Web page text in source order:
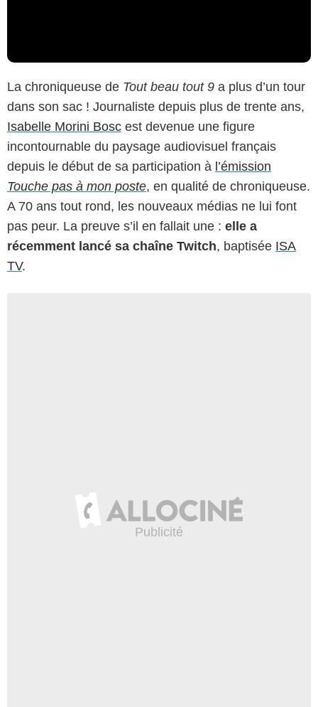
La chroniqueuse de Tout beau tout 9 a plus d’un tour
dans son sac ! Journaliste depuis plus de trente ans,
Isabelle Morini Bosc est devenue une figure
incontournable du paysage audiovisuel français
depuis le début de sa participation à l’émission
Touche pas à mon poste, en qualité de chroniqueuse.
A 70 ans tout rond, les nouveaux médias ne lui font
pas peur. La preuve s’il en fallait une : elle a
récemment lancé sa chaîne Twitch, baptisée ISA
TV.